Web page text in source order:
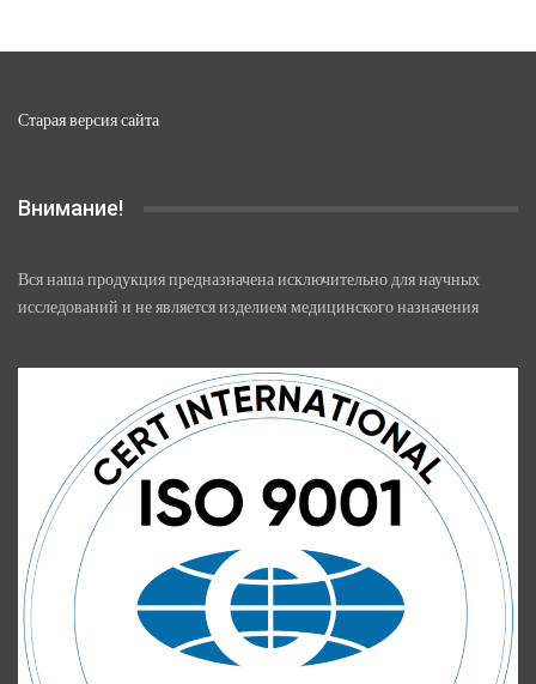
Старая версия сайта
Внимание!
Вся наша продукция предназначена исключительно для научных
исследований и не является изделием медицинского назначения